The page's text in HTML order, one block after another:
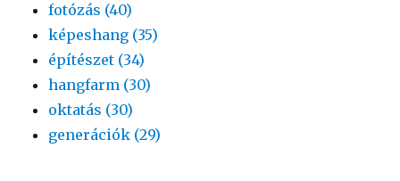
fotózás (40)
képeshang (35)
építészet (34)
hangfarm (30)
oktatás (30)
generációk (29)